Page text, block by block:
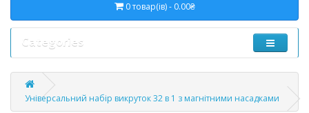
0 товар(ів) - 0.00₴
Categories
Універсальний набір викруток 32 в 1 з магнітними насадками